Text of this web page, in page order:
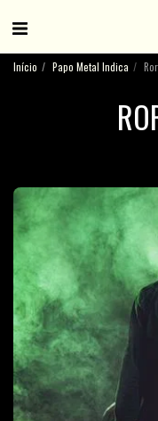
Início Papo Metal Indica